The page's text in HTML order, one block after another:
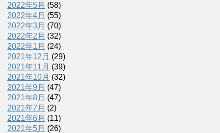
2022年5月 (58)
2022年4月 (55)
2022年3月 (70)
2022年2月 (32)
2022年1月 (24)
2021年12月 (29)
2021年11月 (39)
2021年10月 (32)
2021年9月 (47)
2021年8月 (47)
2021年7月 (2)
2021年6月 (11)
2021年5月 (26)